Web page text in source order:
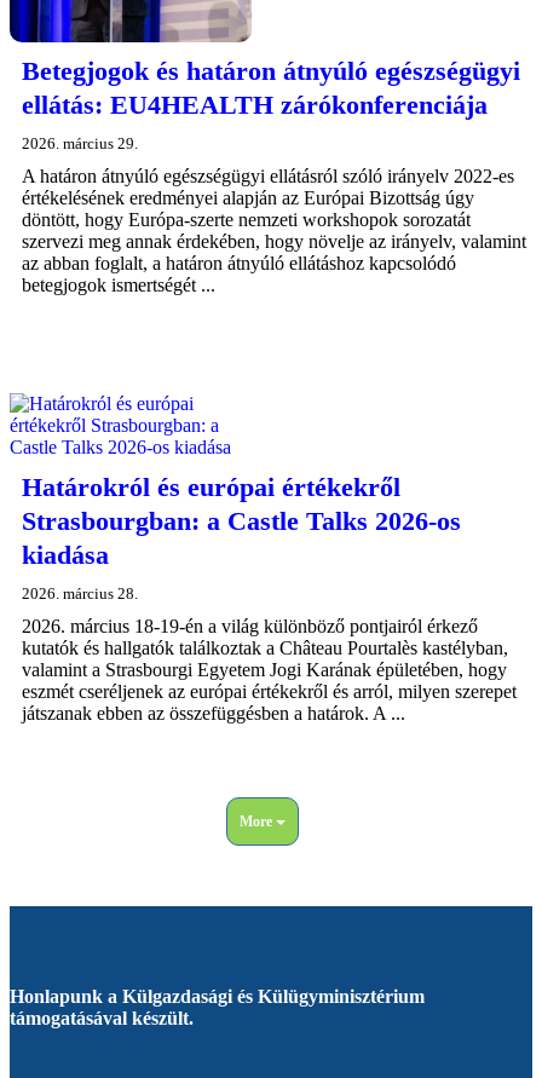
Betegjogok és határon átnyúló egészségügyi
ellátás: EU4HEALTH zárókonferenciája
2026. március 29.
A határon átnyúló egészségügyi ellátásról szóló irányelv 2022-es
értékelésének eredményei alapján az Európai Bizottság úgy
döntött, hogy Európa-szerte nemzeti workshopok sorozatát
szervezi meg annak érdekében, hogy növelje az irányelv, valamint
az abban foglalt, a határon átnyúló ellátáshoz kapcsolódó
betegjogok ismertségét ...
Határokról és európai értékekről
Strasbourgban: a Castle Talks 2026-os
kiadása
2026. március 28.
2026. március 18-19-én a világ különböző pontjairól érkező
kutatók és hallgatók találkoztak a Château Pourtalès kastélyban,
valamint a Strasbourgi Egyetem Jogi Karának épületében, hogy
eszmét cseréljenek az európai értékekről és arról, milyen szerepet
játszanak ebben az összefüggésben a határok. A ...
More
Honlapunk a Külgazdasági és Külügyminisztérium
támogatásával készült.